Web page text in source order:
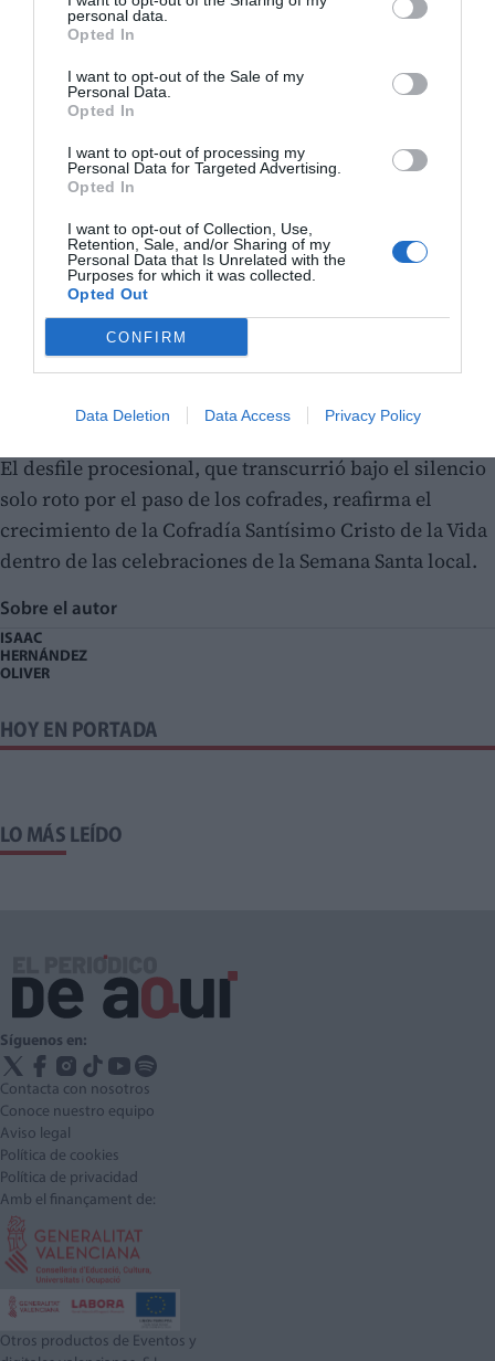
personal data.
Opted In
I want to opt-out of the Sale of my
Personal Data.
Opted In
I want to opt-out of processing my
Personal Data for Targeted Advertising.
Opted In
I want to opt-out of Collection, Use,
Retention, Sale, and/or Sharing of my
Personal Data that Is Unrelated with the
Purposes for which it was collected.
Opted Out
CONFIRM
Data Deletion Data Access Privacy Policy
Cargado a hombros por los miembros de su cofradía,
el Cristo partió desde la Parroquia de Nuestra Señora
del Carmen acompañado de vecinos y visitantesen un
esta tradición.
El desfile procesional, que transcurrió bajo el silencio
solo roto por el paso de los cofrades, reafirma el
crecimiento de la Cofradía Santísimo Cristo de la Vida
dentro de las celebraciones de la Semana Santa local.
Sobre el autor
ISAAC
HERNÁNDEZ
OLIVER
HOY EN PORTADA
LO MÁS LEÍDO
Síguenos en:
Contacta con nosotros
Conoce nuestro equipo
Aviso legal
Política de cookies
Política de privacidad
Amb el finançament de:
Otros productos de Eventos y